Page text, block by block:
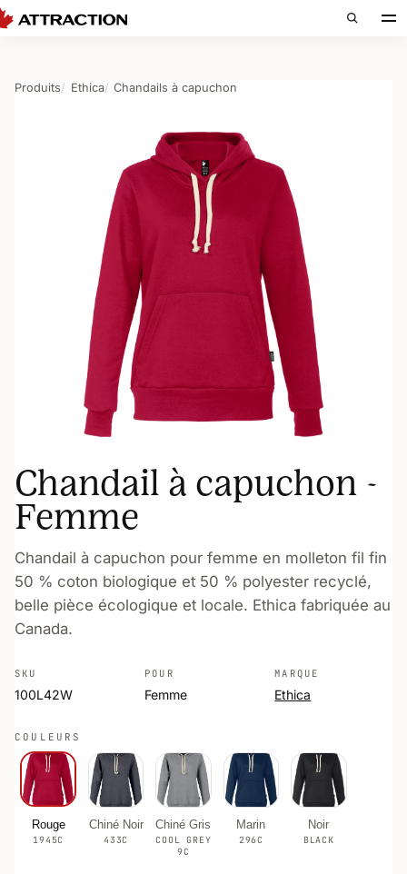
Produits Ethica Chandails à capuchon
Chandail à capuchon -
Femme
Chandail à capuchon pour femme en molleton fil fin
50 % coton biologique et 50 % polyester recyclé,
belle pièce écologique et locale. Ethica fabriquée au
Canada.
SKU
100L42W
POUR
Femme
MARQUE
Ethica
COULEURS
Rouge
1945C
Chiné Noir
433C
Chiné Gris
COOL GREY
9C
Marin
296C
Noir
BLACK